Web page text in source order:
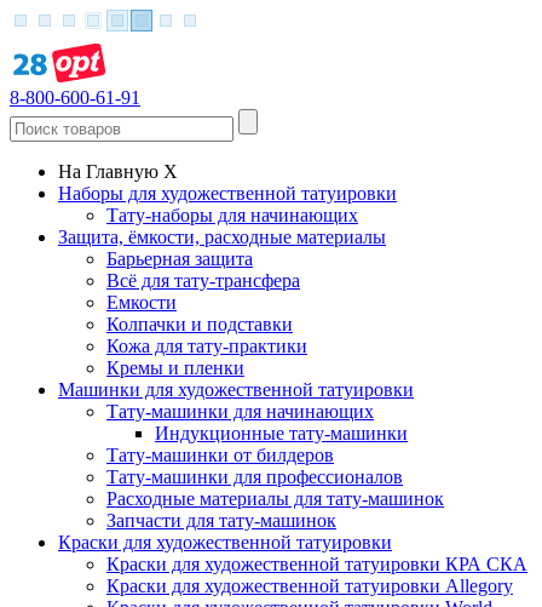
8-800-600-61-91
На Главную X
Наборы для художественной татуировки
Тату-наборы для начинающих
Защита, ёмкости, расходные материалы
Барьерная защита
Всё для тату-трансфера
Емкости
Колпачки и подставки
Кожа для тату-практики
Кремы и пленки
Машинки для художественной татуировки
Тату-машинки для начинающих
Индукционные тату-машинки
Тату-машинки от билдеров
Тату-машинки для профессионалов
Расходные материалы для тату-машинок
Запчасти для тату-машинок
Краски для художественной татуировки
Краски для художественной татуировки КРА СКА
Краски для художественной татуировки Allegory